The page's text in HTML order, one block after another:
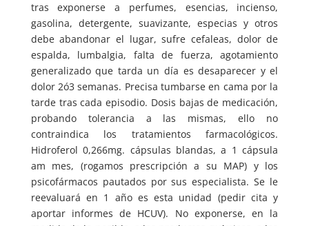
tras exponerse a perfumes, esencias, incienso,
gasolina, detergente, suavizante, especias y otros
debe abandonar el lugar, sufre cefaleas, dolor de
espalda, lumbalgia, falta de fuerza, agotamiento
generalizado que tarda un día es desaparecer y el
dolor 2ó3 semanas. Precisa tumbarse en cama por la
tarde tras cada episodio. Dosis bajas de medicación,
probando tolerancia a las mismas, ello no
contraindica los tratamientos farmacológicos.
Hidroferol 0,266mg. cápsulas blandas, a 1 cápsula
am mes, (rogamos prescripción a su MAP) y los
psicofármacos pautados por sus especialista. Se le
reevaluará en 1 año es esta unidad (pedir cita y
aportar informes de HCUV). No exponerse, en la